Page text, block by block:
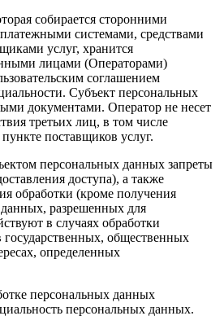
собирается сторонними
системами, средствами
услуг, хранится
лицами (Операторами)
соглашением
Субъект персональных
документами. Оператор не несет
третьих лиц, в том числе
поставщиков услуг.
персональных данных запреты
доступа), а также
обработки (кроме получения
разрешенных для
в случаях обработки
общественных
определенных
персональных данных
персональных данных.